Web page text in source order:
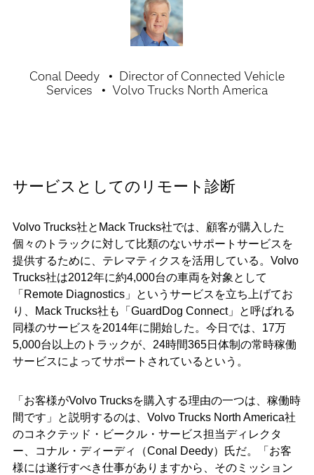
Conal Deedy
Director of Connected Vehicle
Services
Volvo Trucks North America
サービスとしてのリモート診断
Volvo Trucks社とMack Trucks社では、顧客が購入した
個々のトラックに対して比類のないサポートサービスを
提供するために、テレマティクスを活用している。Volvo
Trucks社は2012年に約4,000台の車両を対象として
「Remote Diagnostics」というサービスを立ち上げてお
り、Mack Trucks社も「GuardDog Connect」と呼ばれる
同様のサービスを2014年に開始した。今日では、17万
5,000台以上のトラックが、24時間365日体制の常時稼働
サービスによってサポートされているという。
「お客様がVolvo Trucksを購入する理由の一つは、稼働時
間です」と説明するのは、Volvo Trucks North America社
のコネクテッド・ビークル・サービス担当ディレクタ
ー、コナル・ディーディ（Conal Deedy）氏だ。「お客
様には遂行すべき仕事がありますから、そのミッション